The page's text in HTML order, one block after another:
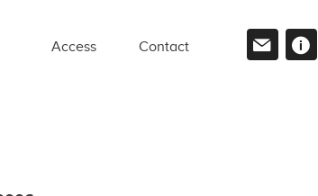
Access Contact